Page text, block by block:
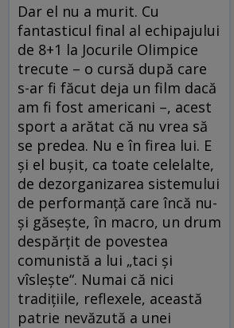
Dar el nu a murit. Cu
fantasticul final al echipajului
de 8+1 la Jocurile Olimpice
trecute – o cursă după care
s-ar fi făcut deja un film dacă
am fi fost americani –, acest
sport a arătat că nu vrea să
se predea. Nu e în firea lui. E
şi el buşit, ca toate celelalte,
de dezorganizarea sistemului
de performanţă care încă nu-
şi găseşte, în macro, un drum
despărţit de povestea
comunistă a lui „taci şi
vîsleşte“. Numai că nici
tradiţiile, reflexele, această
patrie nevăzută a unei